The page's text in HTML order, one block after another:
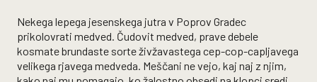
Nekega lepega jesenskega jutra v Poprov Gradec
prikolovrati medved. Čudovit medved, prave debele
kosmate brundaste sorte živžavastega cep-cop-capljavega
velikega rjavega medveda. Meščani ne vejo, kaj naj z njim,